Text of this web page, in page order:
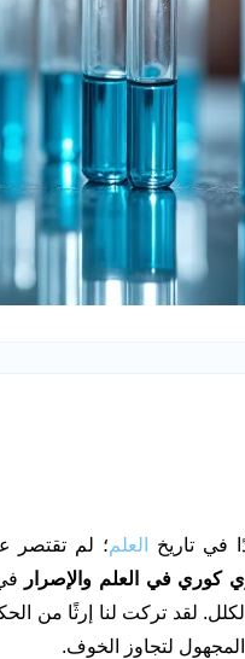
في تاريخ العلم؛ لم تقتصر
كوري في العلم والإصرار
لقد تركت لنا إرثًا من
لتجاوز الخوف.